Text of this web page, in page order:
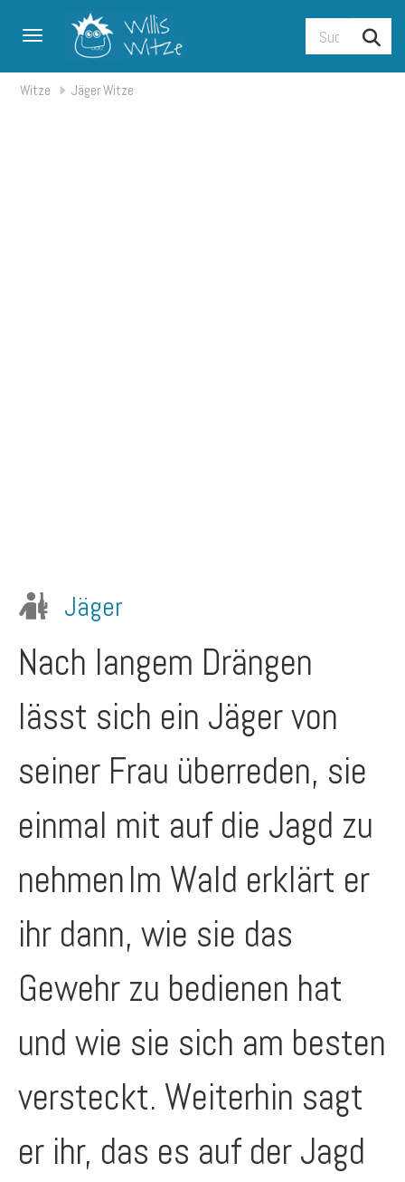
Toggle navigation
Witze Jäger Witze
Jäger
Nach langem Drängen
lässt sich ein Jäger von
seiner Frau überreden, sie
einmal mit auf die Jagd zu
nehmenIm Wald erklärt er
ihr dann, wie sie das
Gewehr zu bedienen hat
und wie sie sich am besten
versteckt. Weiterhin sagt
er ihr, das es auf der Jagd